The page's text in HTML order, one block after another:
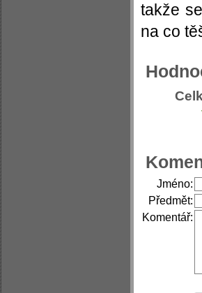
takže
na co
Jméno:
Předmět:
Komentář: